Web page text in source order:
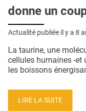
QUI SOMMES-NOUS ?
CONDITIONS GÉNÉRALES
donne un
Actualité publiée il y a 8
La taurine, une
cellules humaines -et
les boissons
LIRE LA SUITE